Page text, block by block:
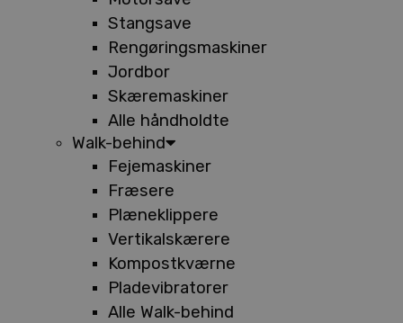
Stangsave
Rengøringsmaskiner
Jordbor
Skæremaskiner
Alle håndholdte
Walk-behind
Fejemaskiner
Fræsere
Plæneklippere
Vertikalskærere
Kompostkværne
Pladevibratorer
Alle Walk-behind